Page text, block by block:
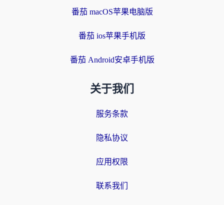
番茄 macOS苹果电脑版
番茄 ios苹果手机版
番茄 Android安卓手机版
关于我们
服务条款
隐私协议
应用权限
联系我们